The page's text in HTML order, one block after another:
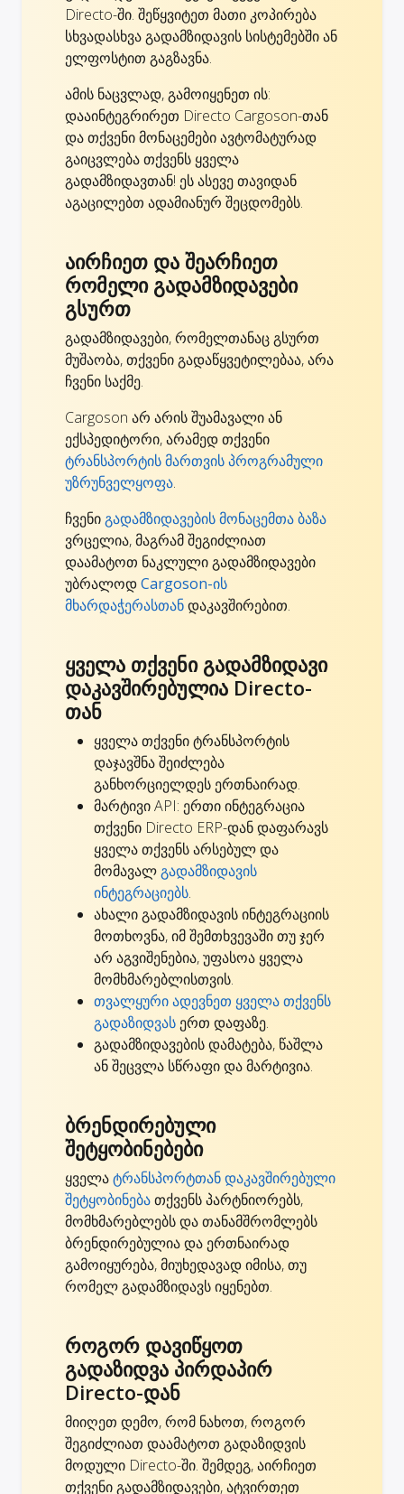
Directo-ში. შეწყვიტეთ მათი კოპირება
სხვადასხვა გადამზიდავის სისტემებში ან
ელფოსტით გაგზავნა.
ამის ნაცვლად, გამოიყენეთ ის:
დააინტეგრირეთ Directo Cargoson-თან
და თქვენი მონაცემები ავტომატურად
გაიცვლება თქვენს ყველა
გადამზიდავთან! ეს ასევე თავიდან
აგაცილებთ ადამიანურ შეცდომებს.
აირჩიეთ და შეარჩიეთ
რომელი გადამზიდავები
გსურთ
გადამზიდავები, რომელთანაც გსურთ
მუშაობა, თქვენი გადაწყვეტილებაა, არა
ჩვენი საქმე.
Cargoson არ არის შუამავალი ან
ექსპედიტორი, არამედ თქვენი
ტრანსპორტის მართვის პროგრამული
უზრუნველყოფა.
ჩვენიგადამზიდავების მონაცემთა ბაზა
ვრცელია, მაგრამ შეგიძლიათ
დაამატოთ ნაკლული გადამზიდავები
უბრალოდCargoson-ის
მხარდაჭერასთანდაკავშირებით.
ყველა თქვენი გადამზიდავი
დაკავშირებულია Directo-
თან
ყველა თქვენი ტრანსპორტის
დაჯავშნა შეიძლება
განხორციელდეს ერთნაირად.
მარტივი API: ერთი ინტეგრაცია
თქვენი Directo ERP-დან დაფარავს
ყველა თქვენს არსებულ და
მომავალგადამზიდავის
ინტეგრაციებს.
ახალი გადამზიდავის ინტეგრაციის
მოთხოვნა, იმ შემთხვევაში თუ ჯერ
არ აგვიშენებია,უფასოა ყველა
მომხმარებლისთვის.
თვალყური ადევნეთ ყველა თქვენს
გადაზიდვას ერთ დაფაზე.
გადამზიდავების დამატება, წაშლა
ან შეცვლა სწრაფი და მარტივია.
ბრენდირებული
შეტყობინებები
ყველატრანსპორტთან დაკავშირებული
შეტყობინებათქვენს პარტნიორებს,
მომხმარებლებს და თანამშრომლებს
ბრენდირებულია და ერთნაირად
გამოიყურება, მიუხედავად იმისა, თუ
რომელ გადამზიდავს იყენებთ.
როგორ დავიწყოთ
გადაზიდვა პირდაპირ
Directo-დან
მიიღეთ დემო, რომ ნახოთ, როგორ
შეგიძლიათ დაამატოთ გადაზიდვის
მოდული Directo-ში. შემდეგ, აირჩიეთ
თქვენი გადამზიდავები, ატვირთეთ